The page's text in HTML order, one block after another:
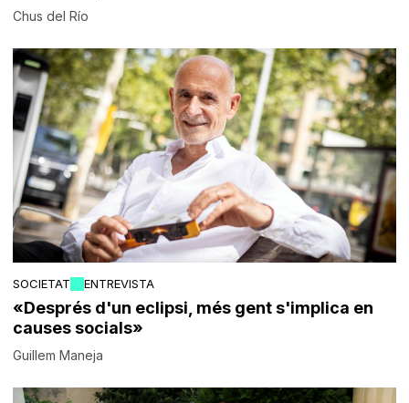
Chus del Río
SOCIETAT ENTREVISTA
«Després d'un eclipsi, més gent s'implica en
causes socials»
Guillem Maneja